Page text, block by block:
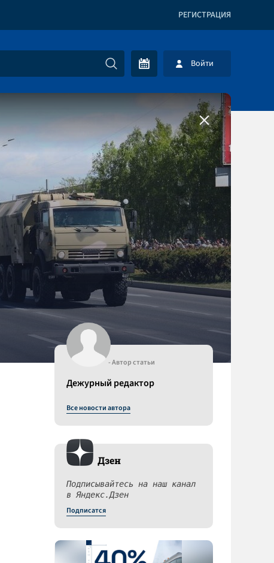
РЕГИСТРАЦИЯ
Войти
- Автор статьи
Дежурный редактор
Все новости автора
Дзен
Подписывайтесь на наш канал
в Яндекс.Дзен
Подписатся